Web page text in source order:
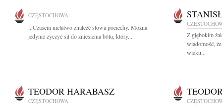
CZĘSTOCHOWA
...Czasem niełatwo znaleźć słowa pociechy. Można
jedynie życzyć sił do zniesienia bólu, który...
Z głębokim
wiadomość,
wieku...
TEODOR HARABASZ
CZĘSTOCHOWA